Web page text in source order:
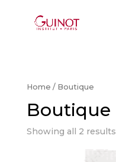
Home / Boutique
Boutique
Showing all 2 results